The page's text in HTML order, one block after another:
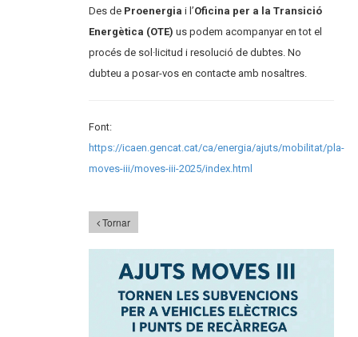
Des de Proenergia i l’Oficina per a la Transició
Energètica (OTE) us podem acompanyar en tot el
procés de sol·licitud i resolució de dubtes. No
dubteu a posar-vos en contacte amb nosaltres.
Font:
https://icaen.gencat.cat/ca/energia/ajuts/mobilitat/pla-
moves-iii/moves-iii-2025/index.html
Tornar